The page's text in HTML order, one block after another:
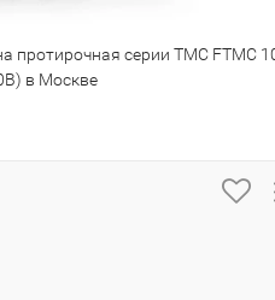
протирочная серии TMC FTMC
в Москве